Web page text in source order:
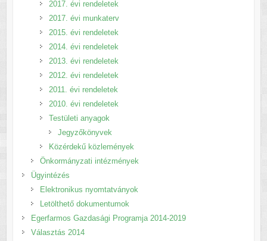
2017. évi rendeletek
2017. évi munkaterv
2015. évi rendeletek
2014. évi rendeletek
2013. évi rendeletek
2012. évi rendeletek
2011. évi rendeletek
2010. évi rendeletek
Testületi anyagok
Jegyzőkönyvek
Közérdekű közlemények
Önkormányzati intézmények
Ügyintézés
Elektronikus nyomtatványok
Letölthető dokumentumok
Egerfarmos Gazdasági Programja 2014-2019
Választás 2014